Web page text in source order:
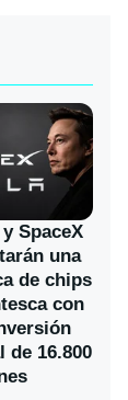
SpaceX
una
de chips
con
de 16.800